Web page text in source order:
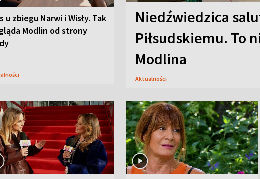
u zbiegu Narwi i Wisły. Tak
Modlin od strony
Niedźwiedzica
Piłsudskiemu. To
Modlina
Aktualności